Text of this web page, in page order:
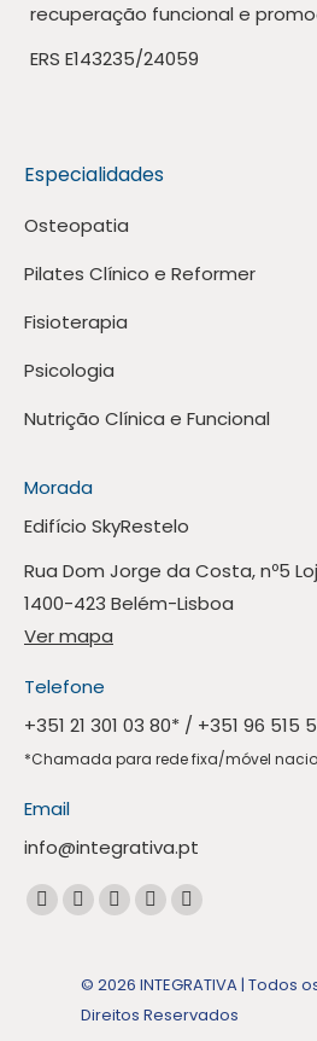
recuperação funcional e
ERS E143235/24059
Especialidades
Osteopatia
Pilates Clínico e Reformer
Fisioterapia
Psicologia
Nutrição Clínica e Funcional
Morada
Edifício SkyRestelo
Rua Dom Jorge da Costa, nº5
1400-423 Belém-Lisboa
Ver mapa
Telefone
+351 21 301 03 80* / +351 96 515
*Chamada para rede fixa/móvel
Email
info@integrativa.pt
Encontre-nos em:
A
Facebook
abre
A
Linkedin
abre
A
Instagram
abre
A
Mail
abre
A
Whatsapp
abre
© 2026 INTEGRATIVA | Todos
Direitos Reservados